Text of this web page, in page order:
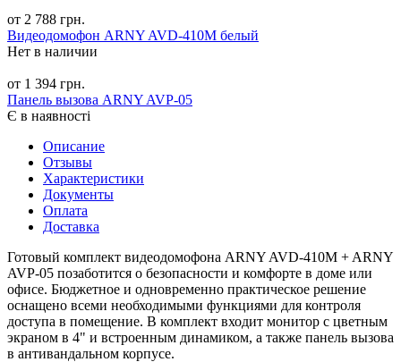
от 2 788 грн.
Видеодомофон ARNY AVD-410M белый
Нет в наличии
от 1 394 грн.
Панель вызова ARNY AVP-05
Є в наявності
Описание
Отзывы
Характеристики
Документы
Оплата
Доставка
Готовый комплект видеодомофона ARNY AVD-410M + ARNY
AVP-05 позаботится о безопасности и комфорте в доме или
офисе. Бюджетное и одновременно практическое решение
оснащено всеми необходимыми функциями для контроля
доступа в помещение. В комплект входит монитор с цветным
экраном в 4" и встроенным динамиком, а также панель вызова
в антивандальном корпусе.